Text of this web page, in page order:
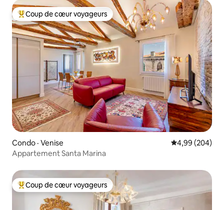
Coup de cœur voyageurs parmi les plus aimés
Coup de cœur voyageurs
Condo · Venise Note
4,99 (204)
Appartement Santa Marina
Coup de cœur voyageurs parmi les plus aimés
Coup de cœur voyageurs